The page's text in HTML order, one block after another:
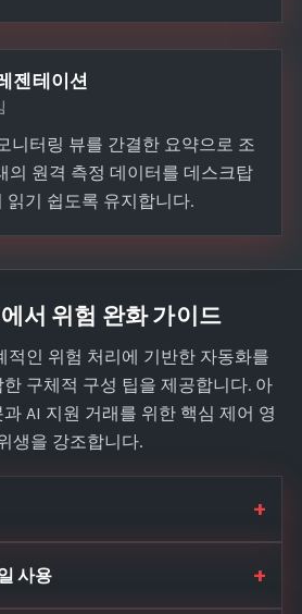
젠테이션
니터링 뷰를 간결한 요약으로 조
의 원격 측정 데이터를 데스크탑
읽기 쉽도록 유지합니다.
서 위험 완화 가이드
적인 위험 처리에 기반한 자동화를
구체적 구성 팁을 제공합니다. 아
AI 지원 거래를 위한 핵심 제어 영
생을 강조합니다.
+
사용 +